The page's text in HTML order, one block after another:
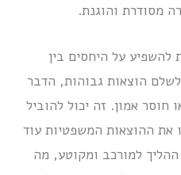
מסודרת והוגנת.
להשפיע על היחסים בין
הוצאות גבוהות, הדבר
חוסר אמון. זה יכול להוביל
את ההוצאות המשפטיות עוד
למורכב ומקוטע, מה